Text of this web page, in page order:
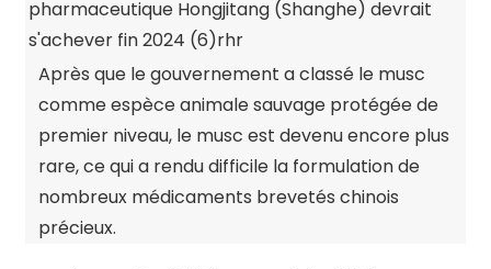
Après que le gouvernement a classé le musc
comme espèce animale sauvage protégée de
premier niveau, le musc est devenu encore plus
rare, ce qui a rendu difficile la formulation de
nombreux médicaments brevetés chinois
précieux.